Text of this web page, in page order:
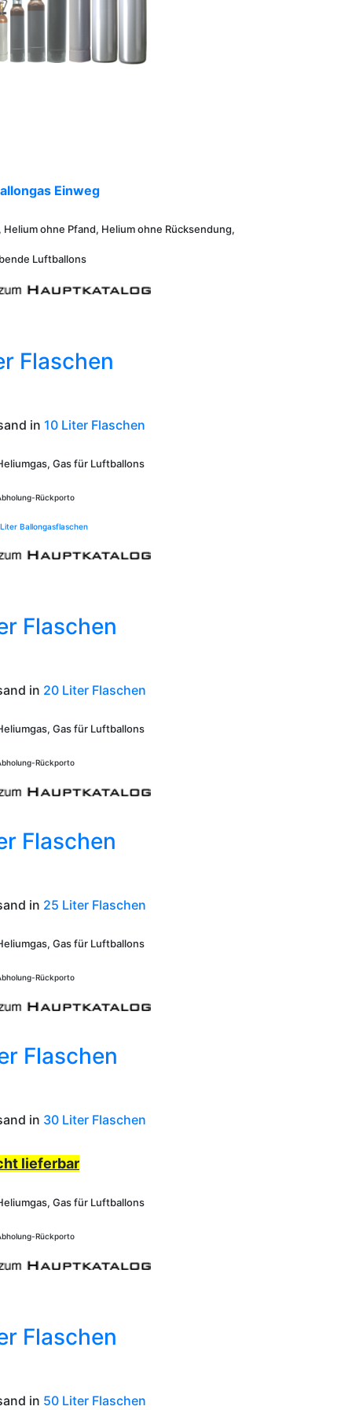
Einweg
ohne Pfand, Helium ohne Rücksendung,
Luftballons
Flaschen
in 10 Liter Flaschen
Gas für Luftballons
Rückporto
Ballongasflaschen
Flaschen
in 20 Liter Flaschen
Gas für Luftballons
Rückporto
Flaschen
in 25 Liter Flaschen
Gas für Luftballons
Rückporto
Flaschen
in 30 Liter Flaschen
lieferbar
Gas für Luftballons
Rückporto
Flaschen
in 50 Liter Flaschen